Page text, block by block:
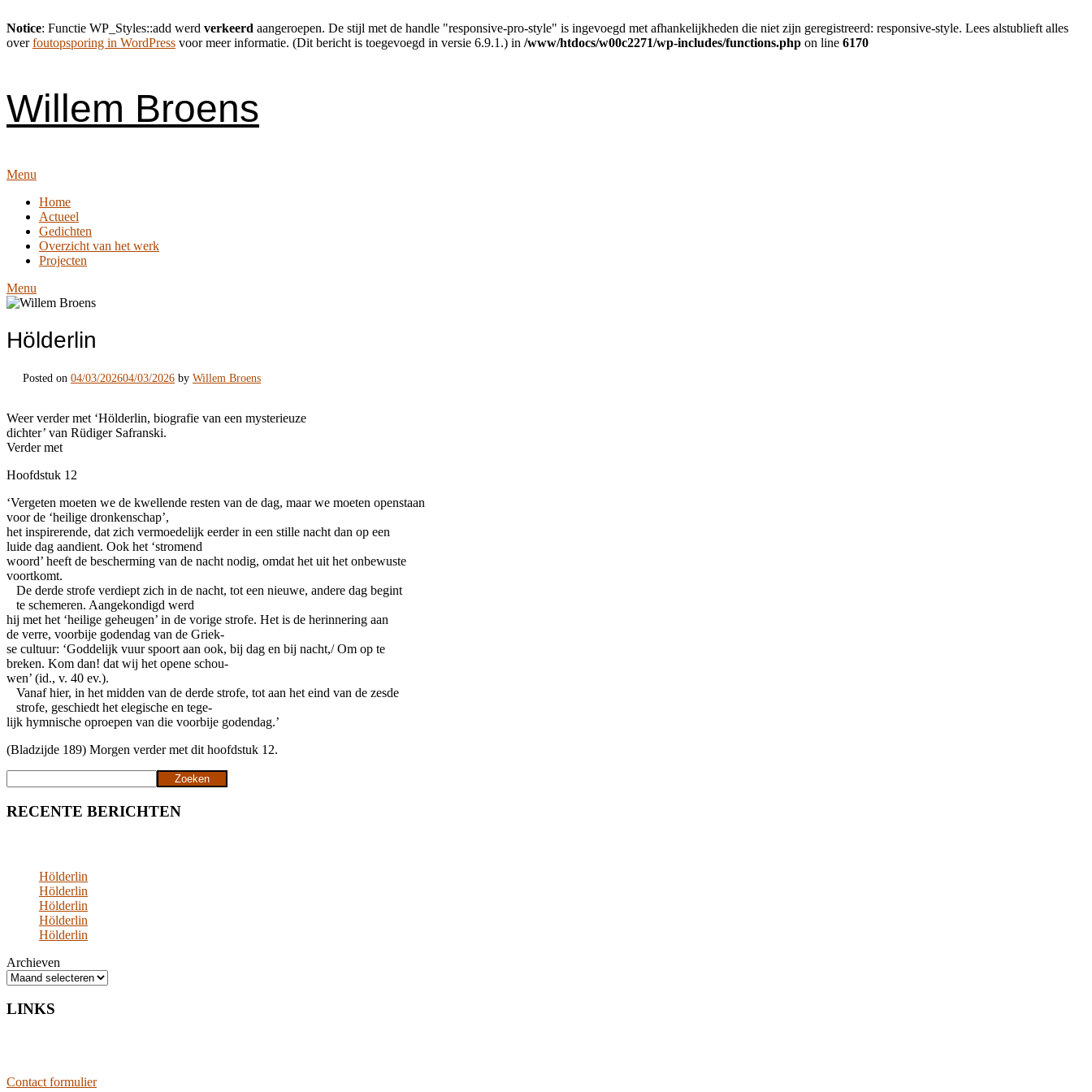
Notice: Functie WP_Styles::add werd verkeerd aangeroepen. De stijl met de handle "responsive-pro-style" is ingevoegd met afhankelijkheden die niet zijn geregistreerd: responsive-style. Lees alstublieft alles
overfoutopsporing in WordPress voor meer informatie. (Dit bericht is toegevoegd in versie 6.9.1.) in /www/htdocs/w00c2271/wp-includes/functions.php on line 6170
Willem Broens
Menu
Home
Actueel
Gedichten
Overzicht van het werk
Projecten
Menu
Hölderlin
Posted on 04/03/202604/03/2026 by Willem Broens
Weer verder met ‘Hölderlin, biografie van een mysterieuze
dichter’ van Rüdiger Safranski.
Verder met
Hoofdstuk 12
‘Vergeten moeten we de kwellende resten van de dag, maar we moeten openstaan
voor de ‘heilige dronkenschap’,
het inspirerende, dat zich vermoedelijk eerder in een stille nacht dan op een
luide dag aandient. Ook het ‘stromend
woord’ heeft de bescherming van de nacht nodig, omdat het uit het onbewuste
voortkomt.
De derde strofe verdiept zich in de nacht, tot een nieuwe, andere dag begint
te schemeren. Aangekondigd werd
hij met het ‘heilige geheugen’ in de vorige strofe. Het is de herinnering aan
de verre, voorbije godendag van de Griek-
se cultuur: ‘Goddelijk vuur spoort aan ook, bij dag en bij nacht,/ Om op te
breken. Kom dan! dat wij het opene schou-
wen’ (id., v. 40 ev.).
Vanaf hier, in het midden van de derde strofe, tot aan het eind van de zesde
strofe, geschiedt het elegische en tege-
lijk hymnische oproepen van die voorbije godendag.’
(Bladzijde 189) Morgen verder met dit hoofdstuk 12.
Zoeken
RECENTE BERICHTEN
Hölderlin
Hölderlin
Hölderlin
Hölderlin
Hölderlin
Archieven
LINKS
Contact formulier